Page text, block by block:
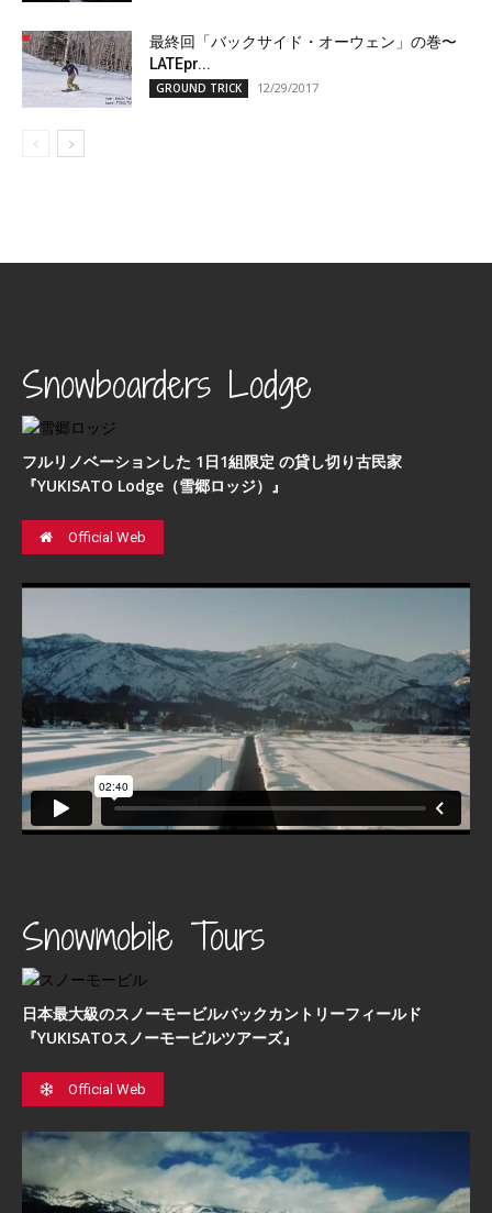
最終回「バックサイド・オーウェン」の巻〜
LATEpr...
GROUND TRICK 12/29/2017
Snowboarders Lodge
フルリノベーションした 1日1組限定 の貸し切り古民家
『YUKISATO Lodge（雪郷ロッジ）』
Official Web
Snowmobile Tours
日本最⼤級のスノーモービルバックカントリーフィールド
『YUKISATOスノーモービルツアーズ』
Official Web